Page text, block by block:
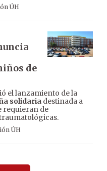
ÚH
de
el lanzamiento de la
solidaria destinada a
requieran de
ÚH